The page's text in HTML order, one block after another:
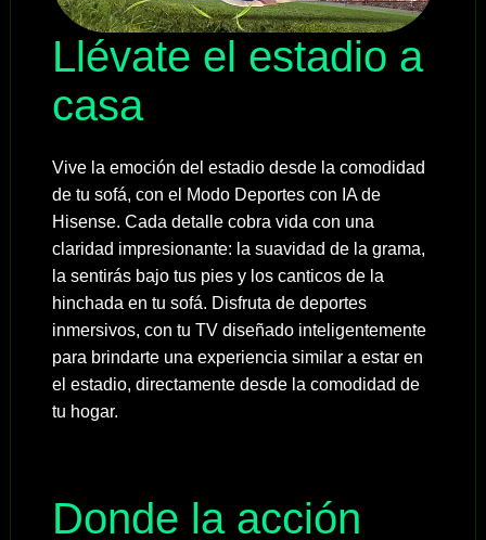
Llévate el estadio a
casa
Vive la emoción del estadio desde la comodidad
de tu sofá, con el Modo Deportes con IA de
Hisense. Cada detalle cobra vida con una
claridad impresionante: la suavidad de la grama,
la sentirás bajo tus pies y los canticos de la
hinchada en tu sofá. Disfruta de deportes
inmersivos, con tu TV diseñado inteligentemente
para brindarte una experiencia similar a estar en
el estadio, directamente desde la comodidad de
tu hogar.
Donde la acción